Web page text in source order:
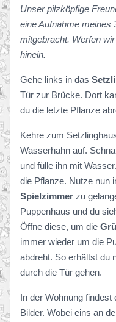
Unser pilzköpfige
eine Aufnahme
mitgebracht. Werfen
hinein.
Gehe links in das
Tür zur Brücke. Dort
du die letzte Pflanze
Kehre zum
Wasserhahn auf.
und fülle ihn mit
die Pflanze. Nutze nun
Spielzimmer zu
Puppenhaus und du
Öffne diese, um die
immer wieder um die
abdreht. So erhältst du
durch die Tür gehen.
In der Wohnung
Bilder. Wobei eins an